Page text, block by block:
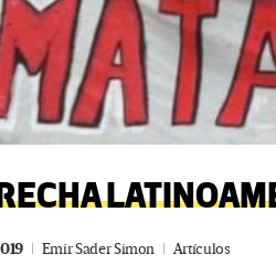
Emir Sader Simon Artículos